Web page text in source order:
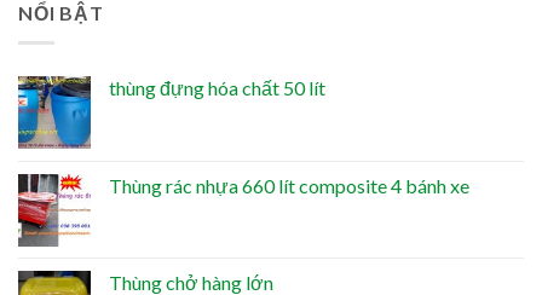
NỔI BẬT
thùng đựng hóa chất 50 lít
Thùng rác nhựa 660 lít composite 4 bánh xe
Thùng chở hàng lớn